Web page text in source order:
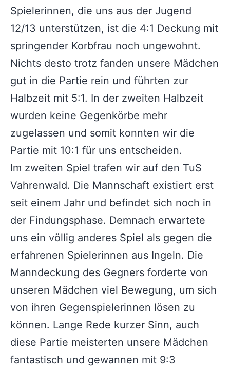
Spielerinnen, die uns aus der Jugend
12/13 unterstützen, ist die 4:1 Deckung mit
springender Korbfrau noch ungewohnt.
Nichts desto trotz fanden unsere Mädchen
gut in die Partie rein und führten zur
Halbzeit mit 5:1. In der zweiten Halbzeit
wurden keine Gegenkörbe mehr
zugelassen und somit konnten wir die
Partie mit 10:1 für uns entscheiden.
Im zweiten Spiel trafen wir auf den TuS
Vahrenwald. Die Mannschaft existiert erst
seit einem Jahr und befindet sich noch in
der Findungsphase. Demnach erwartete
uns ein völlig anderes Spiel als gegen die
erfahrenen Spielerinnen aus Ingeln. Die
Manndeckung des Gegners forderte von
unseren Mädchen viel Bewegung, um sich
von ihren Gegenspielerinnen lösen zu
können. Lange Rede kurzer Sinn, auch
diese Partie meisterten unsere Mädchen
fantastisch und gewannen mit 9:3